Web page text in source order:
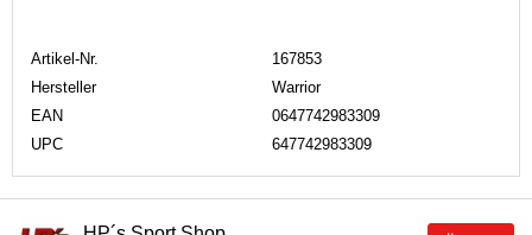
Artikel-Nr.
167853
Hersteller
Warrior
EAN
0647742983309
UPC
647742983309